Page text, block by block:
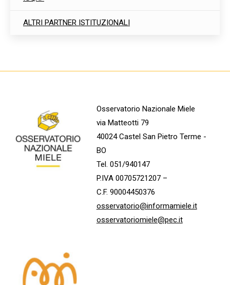
ALTRI PARTNER ISTITUZIONALI
Osservatorio Nazionale Miele
via Matteotti 79
40024 Castel San Pietro Terme -
BO
Tel. 051/940147
P.IVA 00705721207 –
C.F. 90004450376
osservatorio@informamiele.it
osservatoriomiele@pec.it